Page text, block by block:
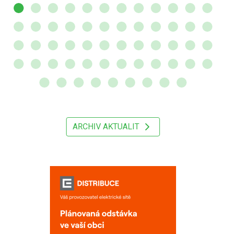
ARCHIV AKTUALIT